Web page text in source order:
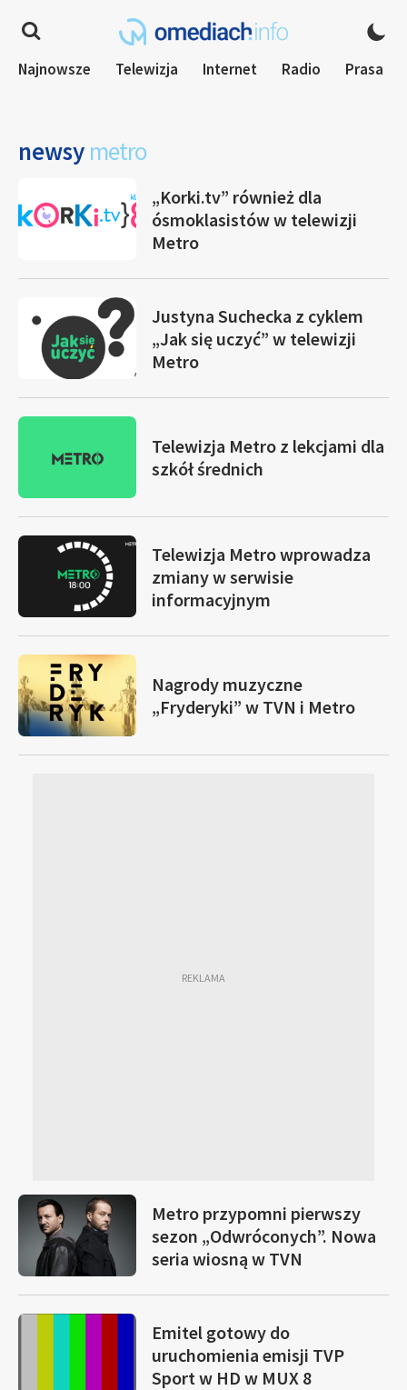
Najnowsze Telewizja Internet Radio Prasa
newsy metro
„Korki.tv” również dla
ósmoklasistów w telewizji
Metro
Justyna Suchecka z cyklem
„Jak się uczyć” w telewizji
Metro
Telewizja Metro z lekcjami dla
szkół średnich
Telewizja Metro wprowadza
zmiany w serwisie
informacyjnym
Nagrody muzyczne
„Fryderyki” w TVN i Metro
Metro przypomni pierwszy
sezon „Odwróconych”. Nowa
seria wiosną w TVN
Emitel gotowy do
uruchomienia emisji TVP
Sport w HD w MUX 8